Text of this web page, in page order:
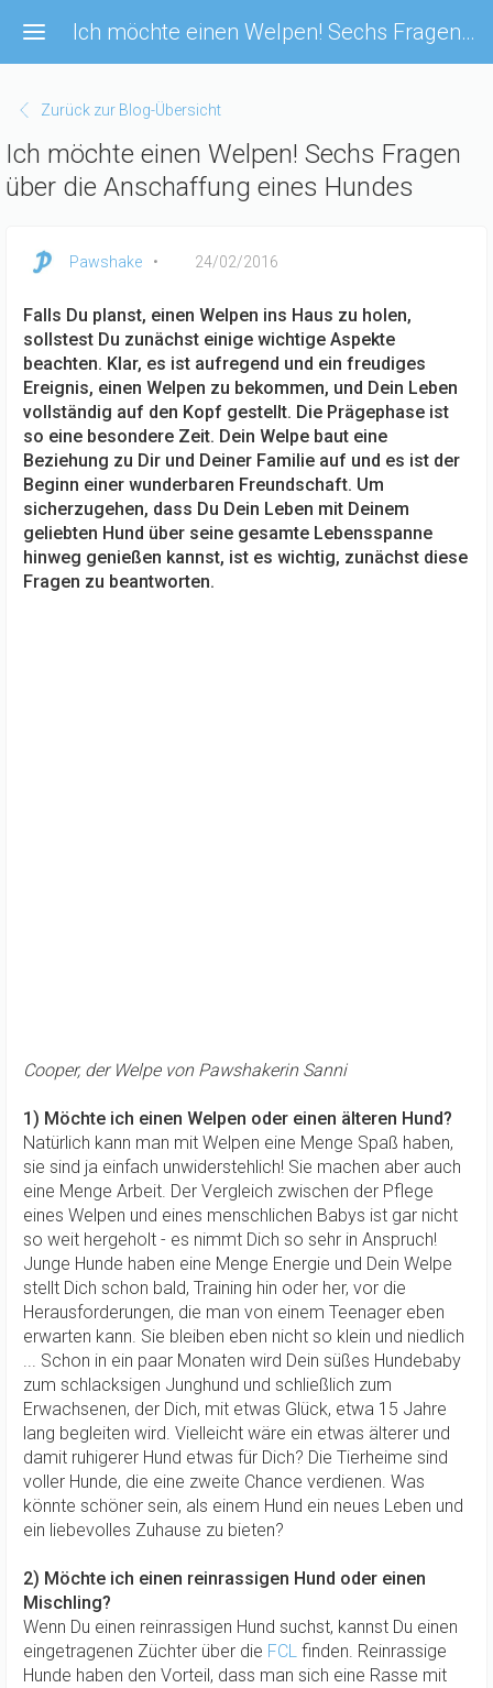
zum
Inhalt
Ich möchte einen Welpen! Sechs Fragen über die Anschaffung eines Hundes
Zurück zur Blog-Übersicht
Ich möchte einen Welpen! Sechs Fragen
über die Anschaffung eines Hundes
Pawshake 24/02/2016
Falls Du planst, einen Welpen ins Haus zu holen,
sollstest Du zunächst einige wichtige Aspekte
beachten. Klar, es ist aufregend und ein freudiges
Ereignis, einen Welpen zu bekommen, und Dein Leben
vollständig auf den Kopf gestellt. Die Prägephase ist
so eine besondere Zeit. Dein Welpe baut eine
Beziehung zu Dir und Deiner Familie auf und es ist der
Beginn einer wunderbaren Freundschaft. Um
sicherzugehen, dass Du Dein Leben mit Deinem
geliebten Hund über seine gesamte Lebensspanne
hinweg genießen kannst, ist es wichtig, zunächst diese
Fragen zu beantworten.
Cooper, der Welpe von Pawshakerin Sanni
1) Möchte ich einen Welpen oder einen älteren Hund?
Natürlich kann man mit Welpen eine Menge Spaß haben,
sie sind ja einfach unwiderstehlich! Sie machen aber auch
eine Menge Arbeit. Der Vergleich zwischen der Pflege
eines Welpen und eines menschlichen Babys ist gar nicht
so weit hergeholt - es nimmt Dich so sehr in Anspruch!
Junge Hunde haben eine Menge Energie und Dein Welpe
stellt Dich schon bald, Training hin oder her, vor die
Herausforderungen, die man von einem Teenager eben
erwarten kann. Sie bleiben eben nicht so klein und niedlich
... Schon in ein paar Monaten wird Dein süßes Hundebaby
zum schlacksigen Junghund und schließlich zum
Erwachsenen, der Dich, mit etwas Glück, etwa 15 Jahre
lang begleiten wird. Vielleicht wäre ein etwas älterer und
damit ruhigerer Hund etwas für Dich? Die Tierheime sind
voller Hunde, die eine zweite Chance verdienen. Was
könnte schöner sein, als einem Hund ein neues Leben und
ein liebevolles Zuhause zu bieten?
2) Möchte ich einen reinrassigen Hund oder einen
Mischling?
Wenn Du einen reinrassigen Hund suchst, kannst Du einen
eingetragenen Züchter über die FCL finden. Reinrassige
Hunde haben den Vorteil, dass man sich eine Rasse mit